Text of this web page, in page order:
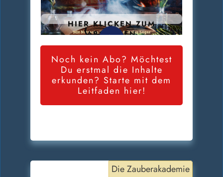
HIER KLICKEN ZUM
ABSPIELEN
Noch kein Abo? Möchtest
Du erstmal die Inhalte
erkunden? Starte mit dem
Leitfaden hier!
Die Zauberakademie